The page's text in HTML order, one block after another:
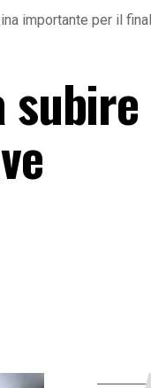
importante per il
subire